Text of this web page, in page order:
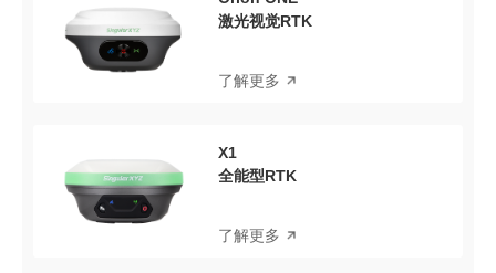
激光视觉RTK
了解更多
X1
全能型RTK
了解更多